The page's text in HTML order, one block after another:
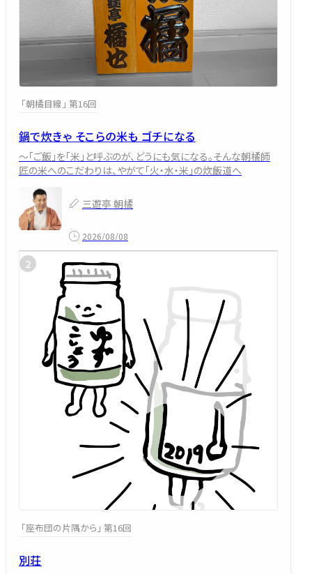
「朝橘目線」 第16回
鍋で炊きゃ そこらの米も ゴチになる
～「ご飯」を「米」と呼ぶのが、どうにも気になる。そんな朝橘師
匠の米へのこだわりは、やがて「火・水・米」の炊飯道へ
三遊亭 朝橘
2026/08/08
「座布団の片隅から」 第16回
別荘